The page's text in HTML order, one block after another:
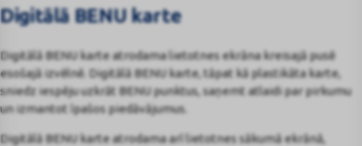
Digitālā BENU karte
Digitālā BENU karte atrodama lietotnes ekrāna kreisajā pusē
esošajā izvēlnē. Digitālā BENU karte, tāpat kā plastikāta karte,
sniedz iespēju uzkrāt BENU punktus, saņemt atlaidi par pirkumu
un izmantot īpašos piedāvājumus.
Digitālā BENU karte atrodama arī lietotnes sākumā ekrānā,